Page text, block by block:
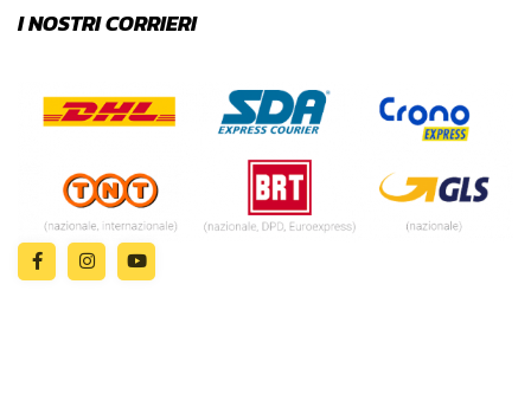
I NOSTRI CORRIERI